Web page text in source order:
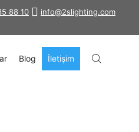
info@2slighting.com
88 10
Blog İletişim